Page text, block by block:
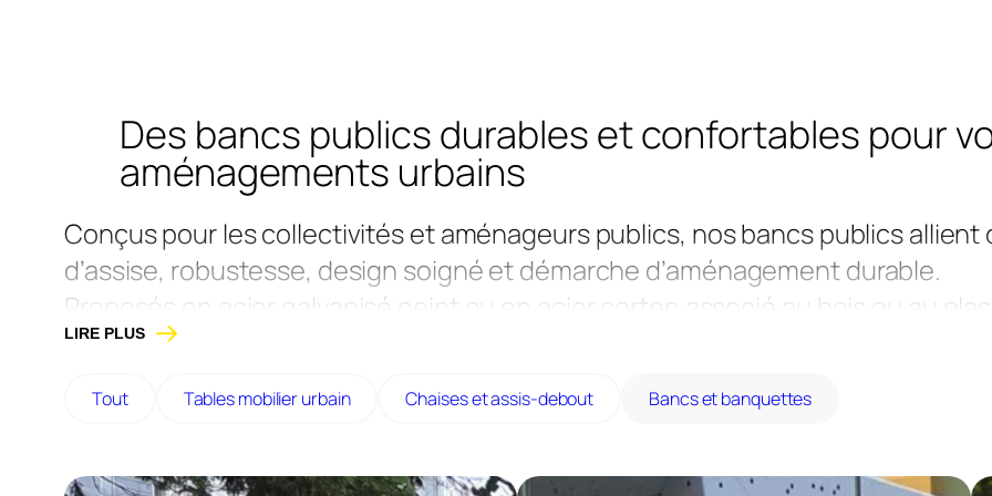
Des bancs publics durables et confortables pour
aménagements urbains
Conçus pour les collectivités et aménageurs publics, nos bancs publics
d’assise, robustesse, design soigné et démarche d’aménagement durable.
Proposés en acier galvanisé peint ou en acier corten associé au bois ou au
recyclé, avec différentes options (dossier, accoudoirs, fixation au sol), ils
scolaires ou zones d’attente.
LIRE PLUS
Tout Tables mobilier urbain Chaises et assis-debout Bancs et banquettes